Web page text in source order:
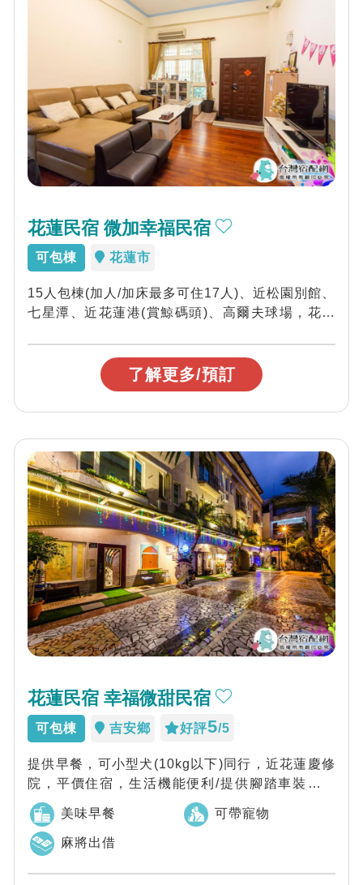
花蓮民宿 微加幸福民宿
可包棟 花蓮市
15人包棟(加人/加床最多可住17人)、近松園別館、
七星潭、近花蓮港(賞鯨碼頭)、高爾夫球場，花蓮
了解更多/預訂
花蓮民宿 幸福微甜民宿
可包棟 吉安鄉 好評5/5
提供早餐，可小型犬(10kg以下)同行，近花蓮慶修
院，平價住宿，生活機能便利/提供腳踏車裝潢時
尚/空間寬敞/設備完善
美味早餐 可帶寵物
麻將出借